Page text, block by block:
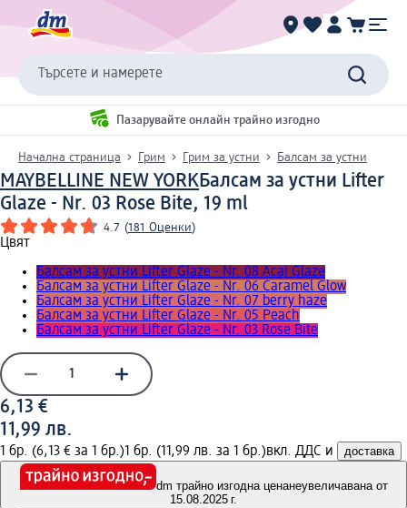
Търсете и намерете
Пазарувайте онлайн трайно изгодно
Начална страница Грим Грим за устни Балсам за устни
MAYBELLINE NEW YORKБалсам за устни Lifter
Glaze - Nr. 03 Rose Bite, 19 ml
4.7 (181 Оценки)
Цвят
Балсам за устни Lifter Glaze - Nr. 08 Acai Glaze
Балсам за устни Lifter Glaze - Nr. 06 Caramel Glow
Балсам за устни Lifter Glaze - Nr. 07 berry haze
Балсам за устни Lifter Glaze - Nr. 05 Peach
Балсам за устни Lifter Glaze - Nr. 03 Rose Bite
6,13 €
11,99 лв.
1 бр. (6,13 € за 1 бр.)1 бр. (11,99 лв. за 1 бр.)вкл. ДДС и доставка
dm трайно изгодна ценанеувеличавана от
15.08.2025 г.